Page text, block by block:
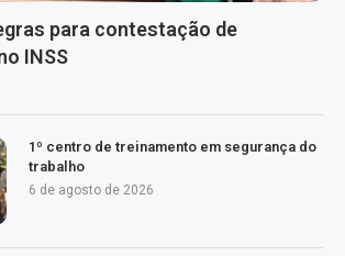
para contestação de
INSS
1º centro de treinamento em segurança do
trabalho
6 de agosto de 2026